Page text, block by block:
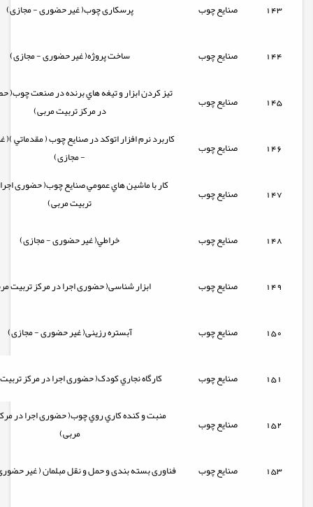
143
صنایع چوب پرسکاری چوب( غیر حضوری - مجازی)
144 صنایع چوب ساخت پروژه( غیر حضوری - مجازی)
145 صنایع چوب
تيز كردن ابزار و تيغه هاي برنده در صنعت چوب(
در مرکز تربیت مربی)
146 صنایع چوب
كاربرد نرم افزار اتوكد در صنايع چوب ( مقدماتي
- مجازی)
147 صنایع چوب
كار با ماشين هاي عمومي صنايع چوب( حضوری
تربیت مربی)
148 صنایع چوب خراطي( غیر حضوری - مجازی)
149 صنایع چوب ابزار شناسی( حضوری اجرا در مرکز تربیت
150 صنایع چوب آبستره رزینی( غیر حضوری - مجازی)
151 صنایع چوب کارگاه نجاري کودک( حضوری اجرا در مرکز
152 صنایع چوب
منبت و كنده كاري روي چوب( حضوری اجرا در
مربی)
153 صنایع چوب فناوری بسته بندی و حمل و نقل مبلمان ( غیر